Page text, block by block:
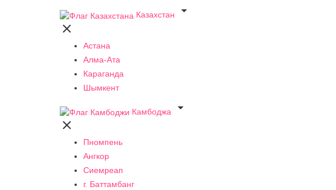
Казахстан


Астана
Алма-Ата
Караганда
Шымкент
Камбоджа


Пномпень
Ангкор
Сиемреап
г. Баттамбанг